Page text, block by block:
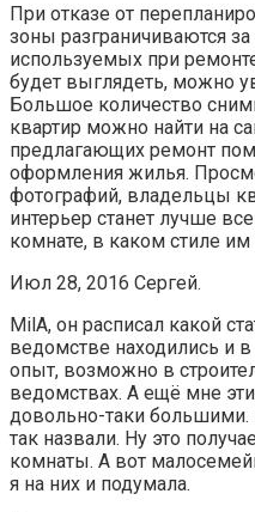
При отказе от
зоны разграничиваются
используемых при
будет выглядеть, можно
Большое количество
квартир можно найти на
предлагающих ремонт
оформления жилья.
фотографий, владельцы
интерьер станет лучше
комнате, в каком стиле им
Июл 28, 2016 Сергей.
MilA, он расписал какой
ведомстве находились и
опыт, возможно в
ведомствах. А ещё мне
довольно-таки большими.
так назвали. Ну это
комнаты. А вот
я на них и подумала.